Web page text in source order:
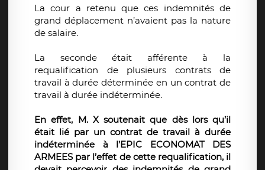
La cour a retenu que ces indemnités de
grand déplacement n’avaient pas la nature
de salaire.
La seconde était afférente à la
requalification de plusieurs contrats de
travail à durée déterminée en un contrat de
travail à durée indéterminée.
En effet, M. X soutenait que dès lors qu’il
était lié par un contrat de travail à durée
indéterminée à l’EPIC ECONOMAT DES
ARMEES par l’effet de cette requalification, il